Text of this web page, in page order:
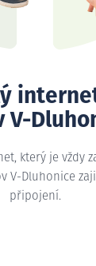
V-
který je vždy
V-Dluhonice
připojení.